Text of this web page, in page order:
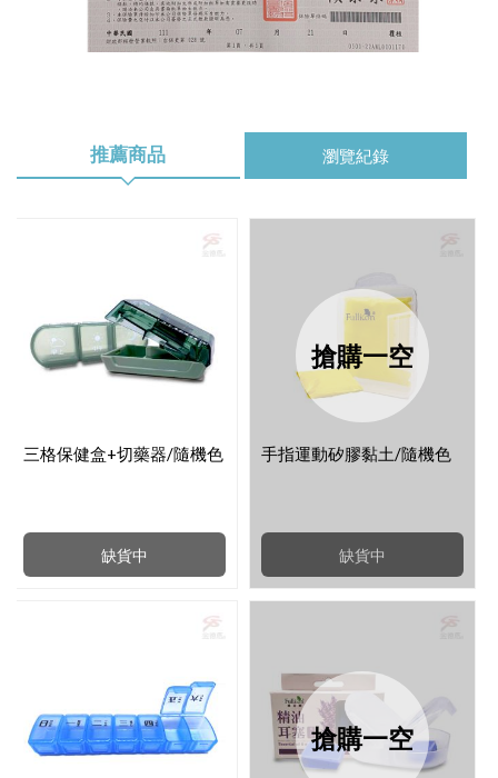
推薦商品 瀏覽紀錄
缺貨中
三格保健盒+切藥器/隨機色
搶購一空
缺貨中
手指運動矽膠黏土/隨機色
搶購一空